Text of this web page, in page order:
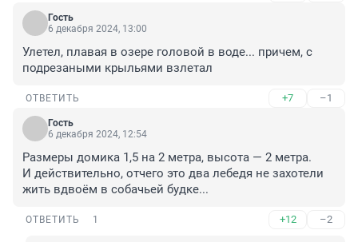
Гость
6 декабря 2024, 13:00
Улетел, плавая в озере головой в воде... причем, с
подрезаными крыльями взлетал
ОТВЕТИТЬ +7 –1
Гость
6 декабря 2024, 12:54
Размеры домика 1,5 на 2 метра, высота — 2 метра.
И действительно, отчего это два лебедя не захотели
жить вдвоём в собачьей будке...
ОТВЕТИТЬ 1 +12 –2